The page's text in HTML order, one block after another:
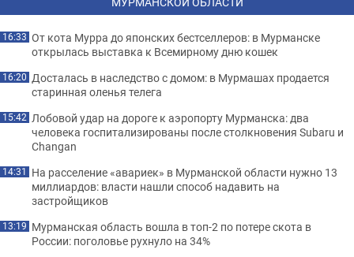
16:33 От кота Мурра до японских бестселлеров: в Мурманске
открылась выставка к Всемирному дню кошек
16:20 Досталась в наследство с домом: в Мурмашах продается
старинная оленья телега
15:42 Лобовой удар на дороге к аэропорту Мурманска: два
человека госпитализированы после столкновения Subaru и
Changan
14:31 На расселение «авариек» в Мурманской области нужно 13
миллиардов: власти нашли способ надавить на
застройщиков
13:19 Мурманская область вошла в топ-2 по потере скота в
России: поголовье рухнуло на 34%